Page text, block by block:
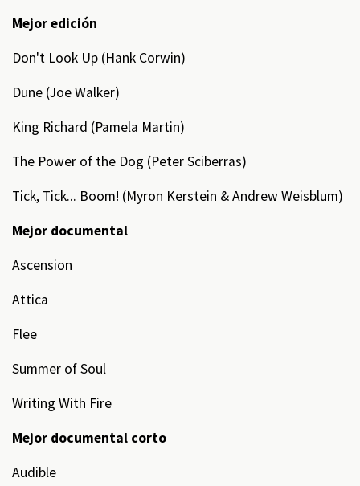
Mejor edición
Don't Look Up (Hank Corwin)
Dune (Joe Walker)
King Richard (Pamela Martin)
The Power of the Dog (Peter Sciberras)
Tick, Tick... Boom! (Myron Kerstein & Andrew Weisblum)
Mejor documental
Ascension
Attica
Flee
Summer of Soul
Writing With Fire
Mejor documental corto
Audible